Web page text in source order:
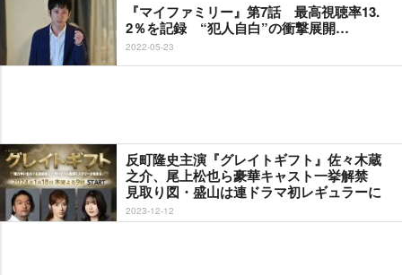
『マイファミリー』第7話 最高視聴率13.
2％を記録 “犯人自白”の衝撃展開…
2022-05-23
反町隆史主演『グレイトギフト』佐々木蔵
之介、尾上松也ら豪華キャスト一挙解禁
見取り図・盛山は連ドラマ初レギュラーに
2023-12-12